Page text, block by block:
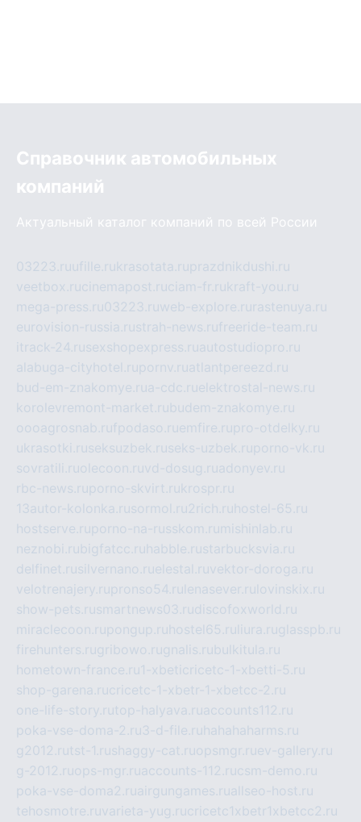
Справочник автомобильных
компаний
Актуальный каталог компаний по всей России
03223.ruufille.rukrasotata.ruprazdnikdushi.ru
veetbox.rucinemapost.ruciam-fr.rukraft-you.ru
mega-press.ru03223.ruweb-explore.ru rastenuya.ru
eurovision-russia.rustrah-news.rufreeride-team.ru
itrack-24.rusexshopexpress.ruautostudiopro.ru
alabuga-cityhotel.rupornv.ruatlantpereezd.ru
bud-em-znakomye.rua-cdc.ruelektrostal-news.ru
korolevremont-market.rubudem-znakomye.ru
oooagrosnab.rufpodaso.ruemfire.rupro-otdelky.ru
ukrasotki.ruseksuzbek.ruseks-uzbek.ruporno-vk.ru
sovratili.ruolecoon.ruvd-dosug.ruadonyev.ru
rbc-news.ruporno-skvirt.rukrospr.ru
13autor-kolonka.rusormol.ru2rich.ru hostel-65.ru
hostserve.ruporno-na-russkom.ru mishinlab.ru
neznobi.rubigfatcc.ru habble.rustarbucksvia.ru
delfinet.rusilvernano.ruelestal.ruvektor-doroga.ru
velotrenajery.rupronso54.ru lenasever.ru lovinskix.ru
show-pets.rusmartnews03.rudiscofoxworld.ru
miraclecoon.rupongup.ru hostel65.ru liura.ruglasspb.ru
firehunters.rugribowo.rugnalis.rubulkitula.ru
hometown-france.ru1-xbeticricetc-1-xbetti-5.ru
shop-garena.rucricetc-1-xbetr-1-xbetcc-2.ru
one-life-story.rutop-halyava.ruaccounts112.ru
poka-vse-doma-2.ru3-d-file.ru hahahaharms.ru
g2012.rutst-1.rushaggy-cat.ruopsmgr.ruev-gallery.ru
g-2012.ruops-mgr.ruaccounts-112.rucsm-demo.ru
poka-vse-doma2.ruairgungames.ruallseo-host.ru
tehosmotre.ruvarieta-yug.rucricetc1xbetr1xbetcc2.ru